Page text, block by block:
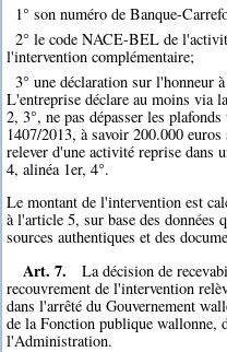
1° son numéro de Banque-
2° le code NACE-BEL de
l'intervention complémentaire;
3° une déclaration sur l'honneur
L'entreprise déclare au moins via
2, 3°, ne pas dépasser les
1407/2013, à savoir 200.000
relever d'une activité reprise dans
4, alinéa 1er, 4°.
Le montant de l'intervention est
à l'article 5, sur base des données
sources authentiques et des
Art. 7.
La décision de
recouvrement de l'intervention
dans l'arrêté du Gouvernement
de la Fonction publique wallonne,
l'Administration.